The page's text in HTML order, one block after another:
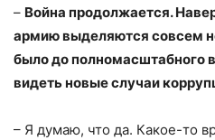
– Война продолжается.
армию выделяются совсем
было до полномасштабного
видеть новые случаи
– Я думаю, что да. Какое-то